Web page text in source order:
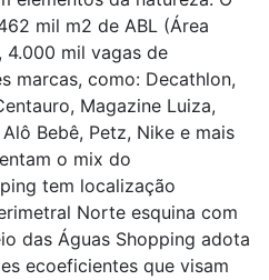
mil m2 de ABL (Área
4.000 mil vagas de
marcas, como: Decathlon,
Magazine Luiza,
Bebê, Petz, Nike e mais
o mix do
tem localização
Norte esquina com
das Águas Shopping adota
ecoeficientes que visam